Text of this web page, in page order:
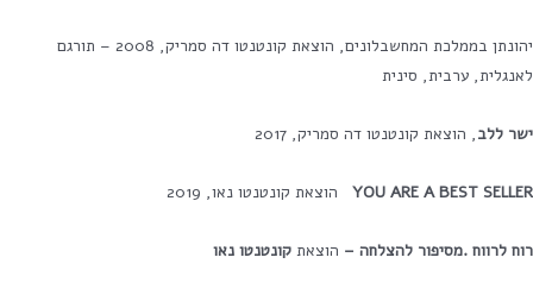
יהונתן בממלכת המחשבלונים, הוצאת קונטנטו דה סמריק, 2008 – תורגם
לאנגלית, ערבית, סינית
ישר ללב, הוצאת קונטנטו דה סמריק, 2017
YOU ARE A BEST SELLER הוצאת קונטנטו נאו, 2019
רוח לרווח .מסיפור להצלחה – הוצאת קונטנטו נאו